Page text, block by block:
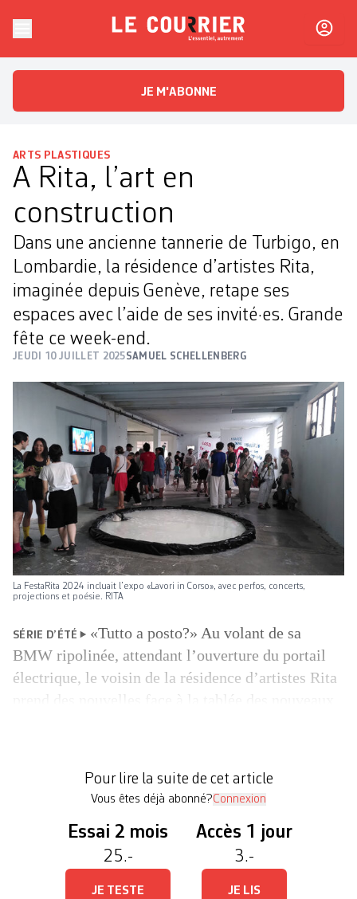
Le CourrierL'essentiel, autrement
JE M'ABONNE
ARTS PLASTIQUES
A Rita, l’art en
construction
Dans une ancienne tannerie de Turbigo, en
Lombardie, la résidence d’artistes Rita,
imaginée depuis Genève, retape ses
espaces avec l’aide de ses invité·es. Grande
fête ce week-end.
JEUDI 10 JUILLET 2025SAMUEL SCHELLENBERG
La FestaRita 2024 incluait l’expo «Lavori in Corso», avec perfos, concerts,
projections et poésie. RITA
SÉRIE D’ÉTÉ
«Tutto a posto?» Au volant de sa
BMW ripolinée, attendant l’ouverture du portail
électrique, le voisin de la résidence d’artistes Rita
durant la […]
Pour lire la suite de cet article
Vous êtes déjà abonné?Connexion
Essai 2 mois
25.-
JE TESTE
Accès 1 jour
3.-
JE LIS